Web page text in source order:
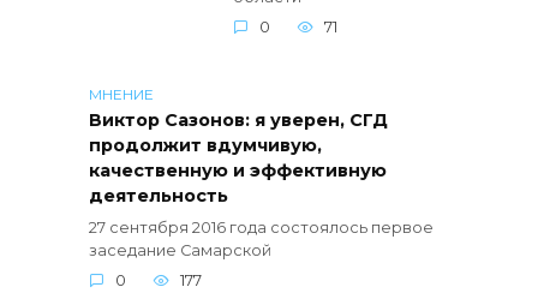
0
71
МНЕНИЕ
Виктор Сазонов: я уверен, СГД
продолжит вдумчивую,
качественную и эффективную
деятельность
27 сентября 2016 года состоялось первое
заседание Самарской
0
177